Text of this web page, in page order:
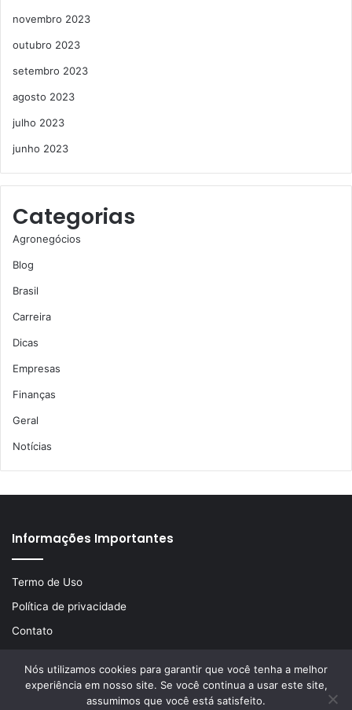
novembro 2023
outubro 2023
setembro 2023
agosto 2023
julho 2023
junho 2023
Categorias
Agronegócios
Blog
Brasil
Carreira
Dicas
Empresas
Finanças
Geral
Notícias
Informações Importantes
Termo de Uso
Política de privacidade
Contato
© Copyright 2026, Todos os direitos reservados | Desenvolvido
Nós utilizamos cookies para garantir que você tenha a melhor
experiência em nosso site. Se você continua a usar este site,
assumimos que você está satisfeito.